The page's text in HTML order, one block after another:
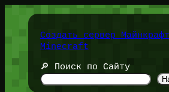
Перейти
содержимомуСоздать сервер
Minecraft
🔎 Поиск по Сайту